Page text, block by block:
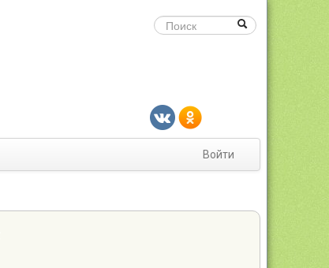
Войти